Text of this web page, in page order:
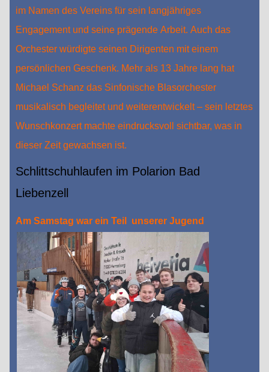
im Namen des Vereins für sein langjähriges
Engagement und seine prägende Arbeit. Auch das
Orchester würdigte seinen Dirigenten mit einem
persönlichen Geschenk. Mehr als 13 Jahre lang hat
Michael Schanz das Sinfonische Blasorchester
musikalisch begleitet und weiterentwickelt – sein letztes
Wunschkonzert machte eindrucksvoll sichtbar, was in
dieser Zeit gewachsen ist.
Schlittschuhlaufen im Polarion Bad
Liebenzell
Am Samstag war ein Teil unserer Jugend